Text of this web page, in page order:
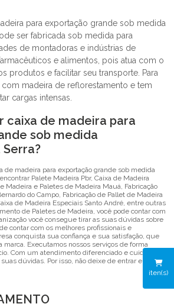
iten(s)
para exportação grande sob medida
ser fabricada sob medida para
de montadoras e indústrias de
e alimentos, pois atua com o
produtos e facilitar seu transporte. Para
madeira de reflorestamento e tem
cargas intensas.
caixa de madeira para
sob medida
de madeira para exportação grande sob medida
Palete Madeira Pbr, Caixa de Madeira
Madeira e Paletes de Madeira Mauá, Fabricação
do Campo, Fabricação de Pallet de Madeira
de Madeira Especiais Santo André, entre outras
de Paletes de Madeira, você pode contar com
você consegue tirar as suas dúvidas sobre
contar com os melhores profissionais e
conquista sua confiança e sua satisfação, que
marca. Executamos nossos serviços de forma
Com um atendimento diferenciado e cuidadoso,
dúvidas. Por isso, não deixe de entrar em